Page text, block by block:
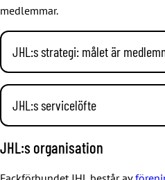
medlemmar.
JHL:s strategi: målet är
JHL:s verksamhet som
värderingarna:
Medlemmen är viktigast.
Vi främjar rättvisa.
JHL:s servicelöfte
avgivit ettservicelöfte.
och tar hand om dina ärenden på
JHL:s organisation